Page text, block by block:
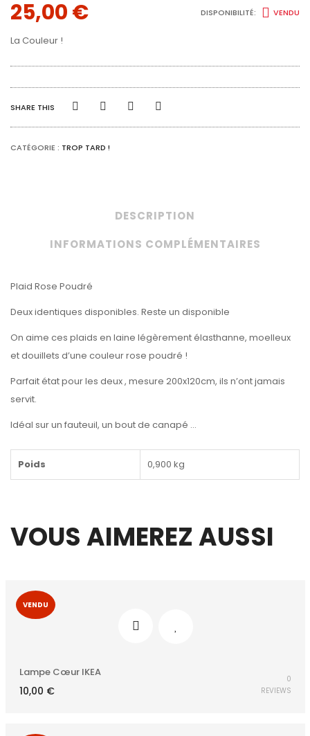
25,00€ DISPONIBILITÉ: VENDU
La Couleur !
SHARE THIS
CATÉGORIE : TROP TARD !
DESCRIPTION
INFORMATIONS COMPLÉMENTAIRES
Plaid Rose Poudré
Deux identiques disponibles. Reste un disponible
On aime ces plaids en laine légèrement élasthanne, moelleux
et douillets d’une couleur rose poudré !
Parfait état pour les deux , mesure 200x120cm, ils n’ont jamais
servit.
Idéal sur un fauteuil, un bout de canapé …
Poids 0,900 kg
VOUS AIMEREZ AUSSI
VENDU
Lampe Cœur IKEA
10,00 €
0
REVIEWS